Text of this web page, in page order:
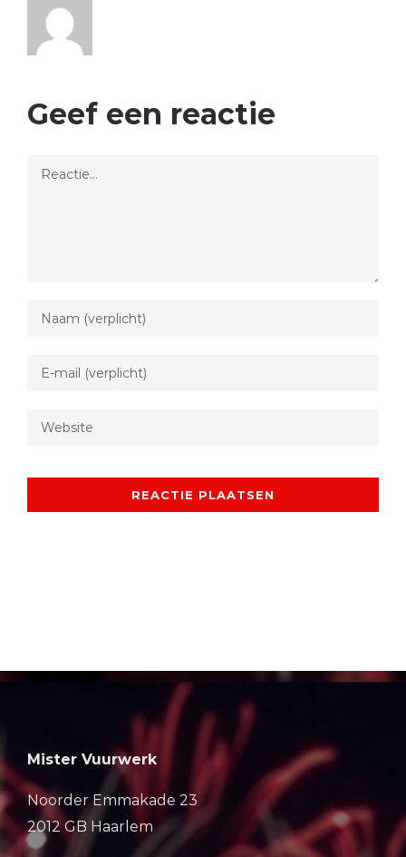
Geef een reactie
Mister Vuurwerk
Noorder Emmakade 23
2012 GB Haarlem